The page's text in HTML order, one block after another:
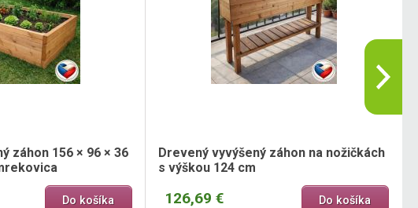
záhon 156 × 96 × 36
Do košíka
Drevený vyvýšený záhon na nožičkách
s výškou 124 cm
126,69 € Do košíka